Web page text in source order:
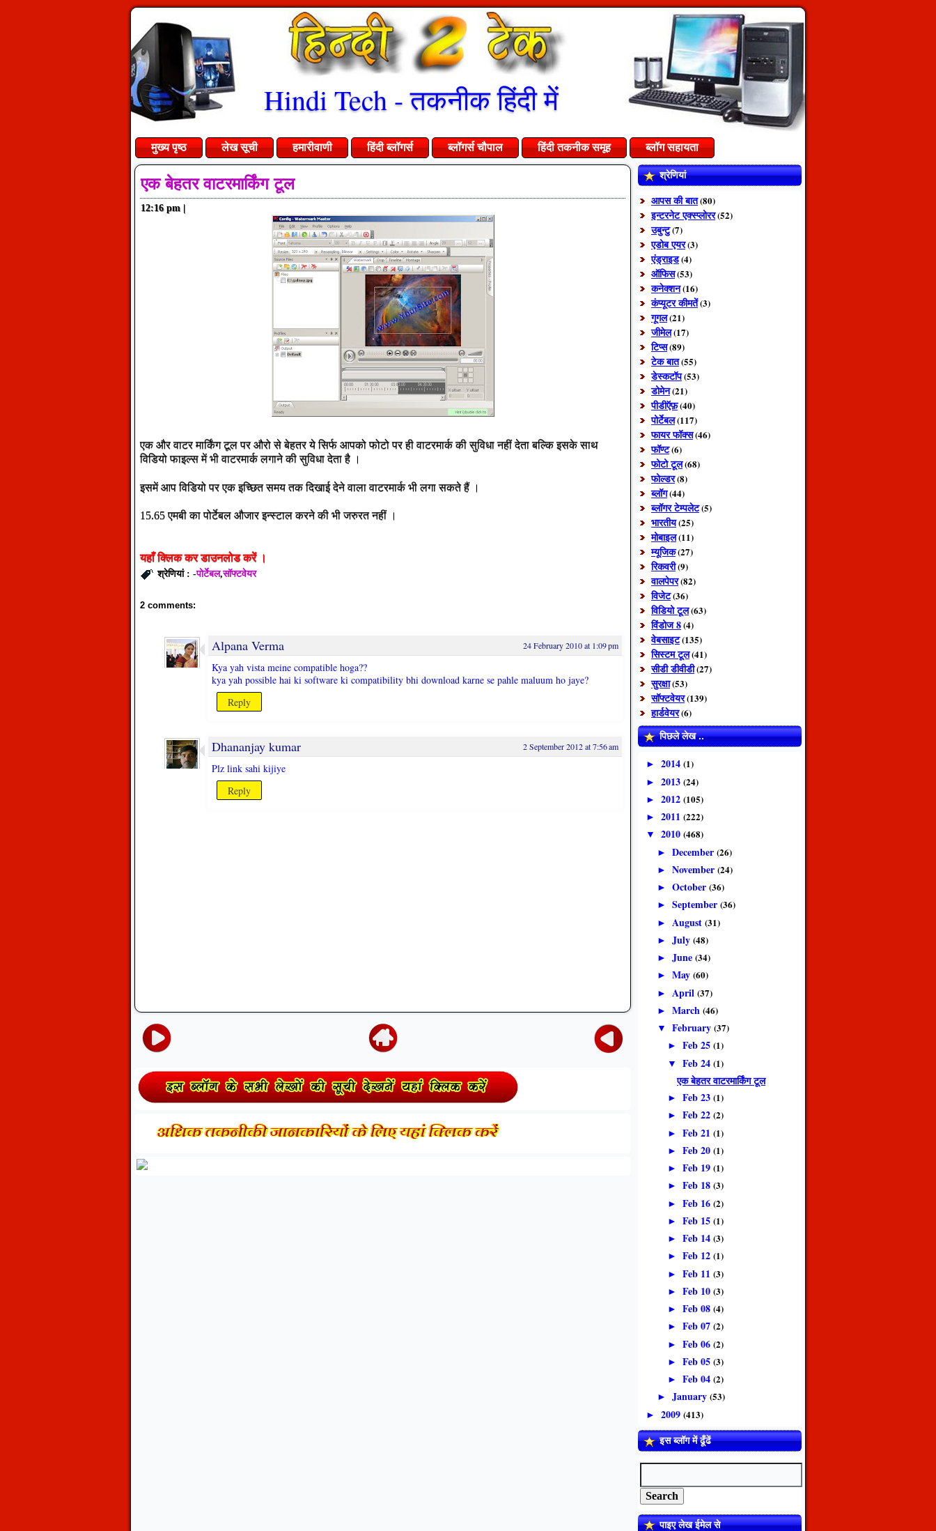
Hindi Tech - तकनीक हिंदी में
मुख्य पृष्ठ लेख सूची हमारीवाणी हिंदी ब्लॉगर्स ब्लॉगर्स चौपाल हिंदी तकनीक समूह ब्लॉग सहायता
एक बेहतर वाटरमार्किंग टूल
12:16 pm |
एक और वाटर मार्किंग टूल पर औरो से बेहतर ये सिर्फ आपको फोटो पर ही वाटरमार्क की सुविधा नहीं देता बल्कि इसके साथ
विडियो फाइल्स में भी वाटरमार्क लगाने की सुविधा देता है ।
इसमें आप विडियो पर एक इच्छित समय तक दिखाई देने वाला वाटरमार्क भी लगा सकते हैं ।
15.65 एमबी का पोर्टेबल औजार इन्स्टाल करने की भी जरुरत नहीं ।
यहाँक्लिककरडाउनलोडकरें।
श्रेणियां : -पोर्टेबल,सॉफ्टवेयर
2 comments:
Alpana Verma 24 February 2010 at 1:09 pm
Kya yah vista meine compatible hoga??
kya yah possible hai ki software ki compatibility bhi download karne se pahle maluum ho jaye?
Reply
Dhananjay kumar 2 September 2012 at 7:56 am
Plz link sahi kijiye
Reply
श्रेणियां
आपस की बात(80)
इन्टरनेट एक्स्प्लोरर(52)
उबुन्टु(7)
एडोब एयर(3)
एंड्राइड(4)
ऑफिस(53)
कनेक्शन(16)
कंप्यूटर कीमतें(3)
गूगल(21)
जीमेल(17)
टिप्स(89)
टेक बात(55)
डेस्कटॉप(53)
डोमेन(21)
पीडीऍफ़(40)
पोर्टेबल(117)
फायर फॉक्स(46)
फॉण्ट(6)
फोटो टूल(68)
फोल्डर(8)
ब्लॉग(44)
ब्लॉगर टेम्पलेट(5)
भारतीय(25)
मोबाइल(11)
म्यूजिक(27)
रिकवरी(9)
वालपेपर(82)
विजेट(36)
विडियो टूल(63)
विंडोज 8(4)
वेबसाइट(135)
सिस्टम टूल(41)
सीडी डीवीडी(27)
सुरक्षा(53)
सॉफ्टवेयर(139)
हार्डवेयर(6)
पिछले लेख ..
► 2014 (1)
► 2013 (24)
► 2012 (105)
► 2011 (222)
▼ 2010 (468)
► December (26)
► November (24)
► October (36)
► September (36)
► August (31)
► July (48)
► June (34)
► May (60)
► April (37)
► March (46)
▼ February (37)
►Feb 25(1)
▼Feb 24(1)
एक बेहतर वाटरमार्किंग टूल
►Feb 23(1)
►Feb 22(2)
►Feb 21(1)
►Feb 20(1)
►Feb 19(1)
►Feb 18(3)
►Feb 16(2)
►Feb 15(1)
►Feb 14(3)
►Feb 12(1)
►Feb 11(3)
►Feb 10(3)
►Feb 08(4)
►Feb 07(2)
►Feb 06(2)
►Feb 05(3)
►Feb 04(2)
► January (53)
► 2009 (413)
इस ब्लॉग में ढूँढें
पाइए लेख ईमेल से